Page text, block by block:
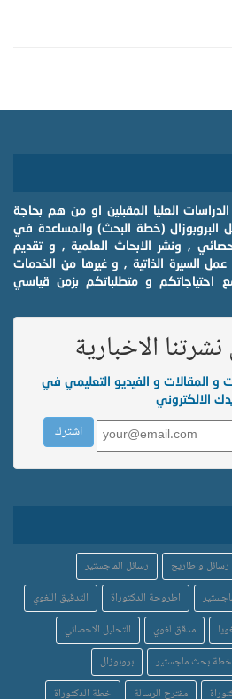
العليا المقبلين او من هم بحاجة
(خطة البحث) والمساعدة في
, ونشر الابحاث العلمية , و تقديم
السيرة الذاتية , و غيرها من الخدمات
احتياجاتكم و متطلباتكم بزمن قياسي
الاخبارية
المقالات و الفيديو التعليمي في
الالكتروني
رسائل واطاريح
رسائل الماجستير
اطروحة الدكتوراة
التدقيق اللغوي
مدقق لغوي
التحليل الاحصائي
خطة بحث ماجستير
بروبوزال
مقترح الرسالة
خطة الدكتوراة